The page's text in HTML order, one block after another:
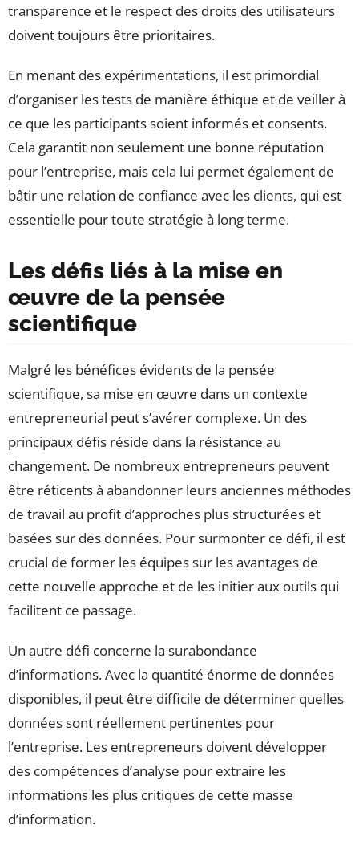
transparence et le respect des droits des utilisateurs
doivent toujours être prioritaires.
En menant des expérimentations, il est primordial
d’organiser les tests de manière éthique et de veiller à
ce que les participants soient informés et consents.
Cela garantit non seulement une bonne réputation
pour l’entreprise, mais cela lui permet également de
bâtir une relation de confiance avec les clients, qui est
essentielle pour toute stratégie à long terme.
Les défis liés à la mise en
œuvre de la pensée
scientifique
Malgré les bénéfices évidents de la pensée
scientifique, sa mise en œuvre dans un contexte
entrepreneurial peut s’avérer complexe. Un des
principaux défis réside dans la résistance au
changement. De nombreux entrepreneurs peuvent
être réticents à abandonner leurs anciennes méthodes
de travail au profit d’approches plus structurées et
basées sur des données. Pour surmonter ce défi, il est
crucial de former les équipes sur les avantages de
cette nouvelle approche et de les initier aux outils qui
facilitent ce passage.
Un autre défi concerne la surabondance
d’informations. Avec la quantité énorme de données
disponibles, il peut être difficile de déterminer quelles
données sont réellement pertinentes pour
l’entreprise. Les entrepreneurs doivent développer
des compétences d’analyse pour extraire les
informations les plus critiques de cette masse
d’information.